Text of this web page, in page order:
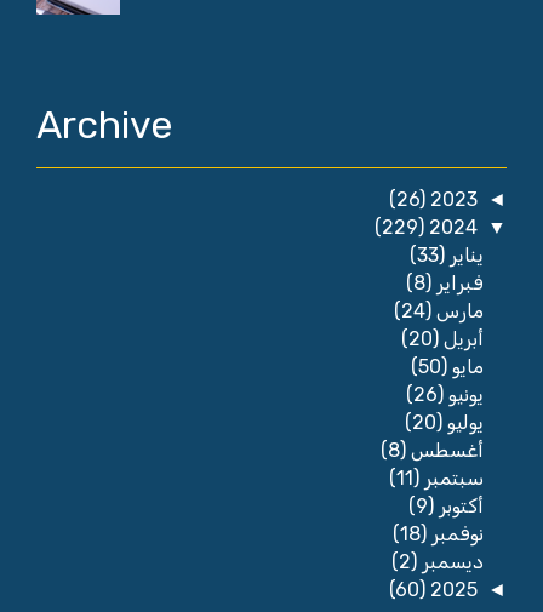
Archive
◄
2023
(26)
▼
2024
(229)
يناير(33)
فبراير(8)
مارس(24)
أبريل(20)
مايو(50)
يونيو(26)
يوليو(20)
أغسطس(8)
سبتمبر(11)
أكتوبر(9)
نوفمبر(18)
ديسمبر(2)
◄
2025
(60)